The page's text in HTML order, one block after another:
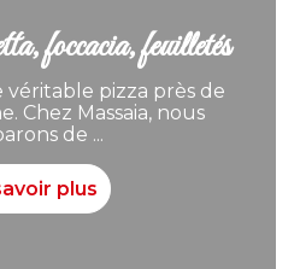
foccacia, feuilletés
pizza près de
Chez Massaia, nous
de ...
plus